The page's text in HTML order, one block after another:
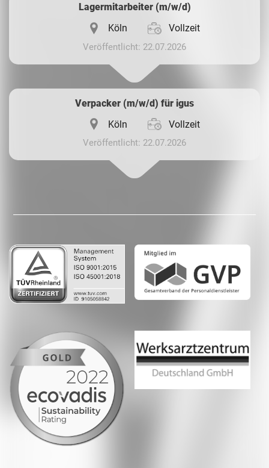
Lagermitarbeiter (m/w/d)
Köln
Vollzeit
Veröffentlicht: 22.07.2026
Verpacker (m/w/d) für igus
Köln
Vollzeit
Veröffentlicht: 22.07.2026